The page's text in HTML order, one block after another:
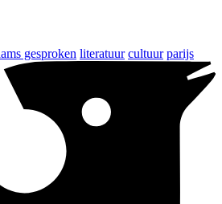
gesproken literatuur cultuur parijs